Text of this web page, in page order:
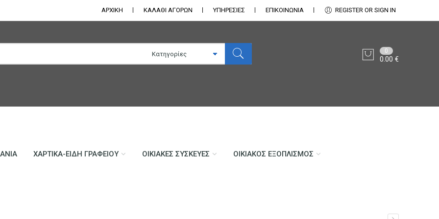
ΑΡΧΙΚΗ ΚΑΛΑΘΙ ΑΓΟΡΩΝ ΥΠΗΡΕΣΙΕΣ ΕΠΙΚΟΙΝΩΝΊΑ REGISTER OR SIGN IN
0
0.00€
ΧΑΡΤΙΚΆ-ΕΊΔΗ ΓΡΑΦΕΊΟΥ ΟΙΚΙΑΚΈΣ ΣΥΣΚΕΥΈΣ ΟΙΚΙΑΚΌΣ ΕΞΟΠΛΙΣΜΌΣ